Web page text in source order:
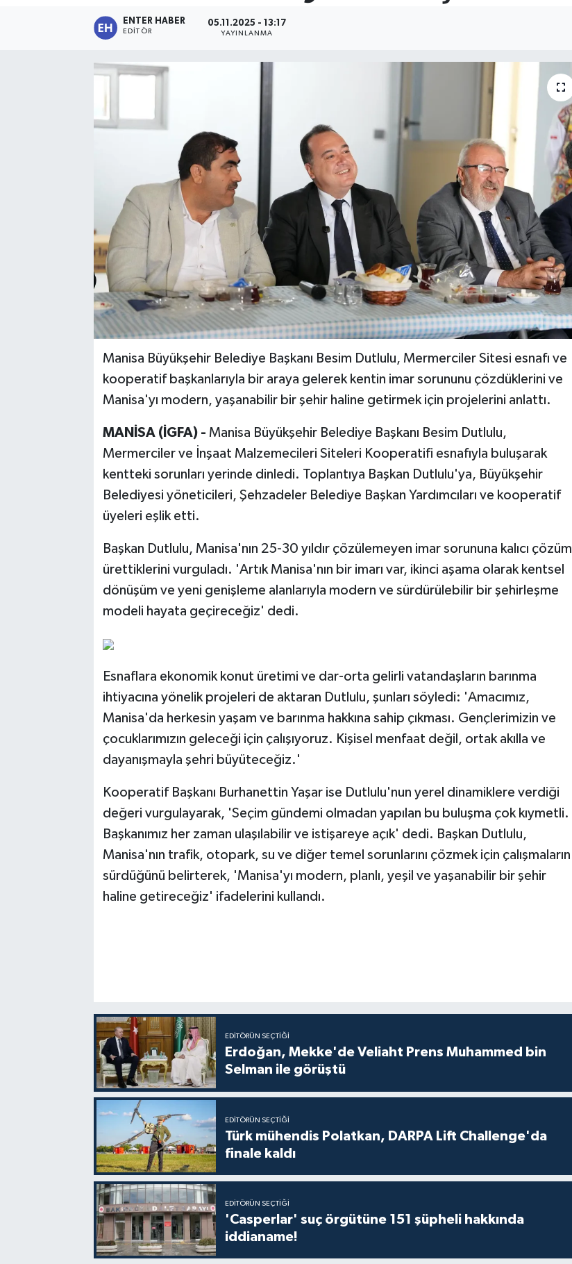
ENTER HABER
EDITÖR
05.11.2025 - 13:17
YAYINLANMA
Manisa Büyükşehir Belediye Başkanı Besim Dutlulu, Mermerciler Sitesi esnafı ve
kooperatif başkanlarıyla bir araya gelerek kentin imar sorununu çözdüklerini ve
Manisa'yı modern, yaşanabilir bir şehir haline getirmek için projelerini anlattı.
MANİSA (İGFA) - Manisa Büyükşehir Belediye Başkanı Besim Dutlulu,
Mermerciler ve İnşaat Malzemecileri Siteleri Kooperatifi esnafıyla buluşarak
kentteki sorunları yerinde dinledi. Toplantıya Başkan Dutlulu'ya, Büyükşehir
Belediyesi yöneticileri, Şehzadeler Belediye Başkan Yardımcıları ve kooperatif
üyeleri eşlik etti.
Başkan Dutlulu, Manisa'nın 25-30 yıldır çözülemeyen imar sorununa kalıcı çözüm
ürettiklerini vurguladı. 'Artık Manisa'nın bir imarı var, ikinci aşama olarak kentsel
dönüşüm ve yeni genişleme alanlarıyla modern ve sürdürülebilir bir şehirleşme
modeli hayata geçireceğiz' dedi.
Esnaflara ekonomik konut üretimi ve dar-orta gelirli vatandaşların barınma
ihtiyacına yönelik projeleri de aktaran Dutlulu, şunları söyledi: 'Amacımız,
Manisa'da herkesin yaşam ve barınma hakkına sahip çıkması. Gençlerimizin ve
çocuklarımızın geleceği için çalışıyoruz. Kişisel menfaat değil, ortak akılla ve
dayanışmayla şehri büyüteceğiz.'
Kooperatif Başkanı Burhanettin Yaşar ise Dutlulu'nun yerel dinamiklere verdiği
değeri vurgulayarak, 'Seçim gündemi olmadan yapılan bu buluşma çok kıymetli.
Başkanımız her zaman ulaşılabilir ve istişareye açık' dedi. Başkan Dutlulu,
Manisa'nın trafik, otopark, su ve diğer temel sorunlarını çözmek için çalışmaların
sürdüğünü belirterek, 'Manisa'yı modern, planlı, yeşil ve yaşanabilir bir şehir
haline getireceğiz' ifadelerini kullandı.
EDITÖRÜN SEÇTIĞI
Erdoğan, Mekke'de Veliaht Prens Muhammed bin
Selman ile görüştü
EDITÖRÜN SEÇTIĞI
Türk mühendis Polatkan, DARPA Lift Challenge'da
finale kaldı
EDITÖRÜN SEÇTIĞI
'Casperlar' suç örgütüne 151 şüpheli hakkında
iddianame!
FRAGMANLAR